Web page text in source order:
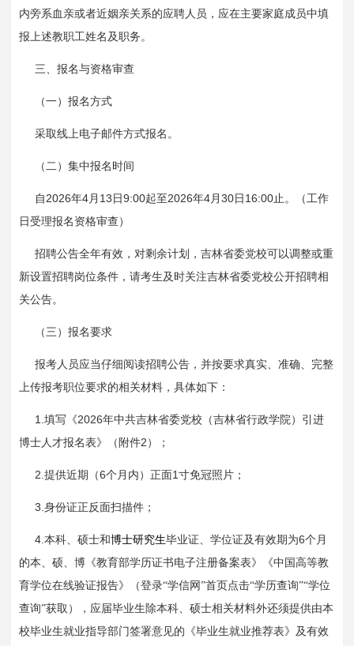
内旁系血亲或者近姻亲关系的应聘人员，应在主要家庭成员中填
报上述教职工姓名及职务。
三、报名与资格审查
（一）报名方式
采取线上电子邮件方式报名。
（二）集中报名时间
自 2026年4 月 13 日9:00起至2026年4 月30日 16:00 止。（工作
日受理报名资格审查）
招聘公告全年有效，对剩余计划，吉林省委党校可以调整或重
新设置招聘岗位条件，请考生及时关注吉林省委党校公开招聘相
关公告。
（三）报名要求
报考人员应当仔细阅读招聘公告，并按要求真实、准确、完整
上传报考职位要求的相关材料，具体如下：
1.填写《2026年中共吉林省委党校（吉林省行政学院）引进
博士人才报名表》（附件2 ）；
2.提供近期（6个月内）正面1寸免冠照片；
3.身份证正反面扫描件；
4.本科、硕士和博士研究生毕业证、学位证及有效期为6个月
的本、硕、博《教育部学历证书电子注册备案表》《中国高等教
育学位在线验证报告》（登录“学信网”首页点击“学历查询”“学位
查询”获取），应届毕业生除本科、硕士相关材料外还须提供由本
校毕业生就业指导部门签署意见的《毕业生就业推荐表》及有效